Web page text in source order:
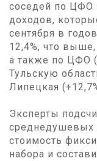
соседей по ЦФО
доходов,
сентября в
12,4%, что
а также по ЦФО
Тульскую
Липецкая
Эксперты
среднедушевых
стоимость
набора и